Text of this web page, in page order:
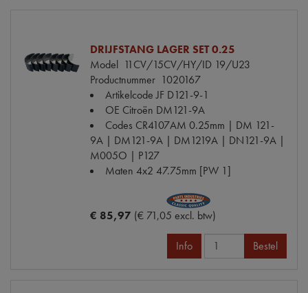
DRIJFSTANG LAGER SET 0.25
Model 11CV/15CV/HY/ID 19/U23
Productnummer 1020167
Artikelcode JF D121-9-1
OE Citroën DM121-9A
Codes CR4107AM 0.25mm | DM 121-
9A | DM121-9A | DM1219A | DN121-9A |
M005O | P127
Maten 4x2 47.75mm [PW 1]
€ 85,97 (€ 71,05 excl. btw)
Info Bestel